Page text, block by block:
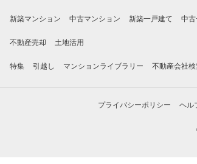
新築マンション 中古マンション 新築一戸建て 中
不動産売却 土地活用
特集 引越し マンションライブラリー 不動産会社
プライバシーポリシー ヘル